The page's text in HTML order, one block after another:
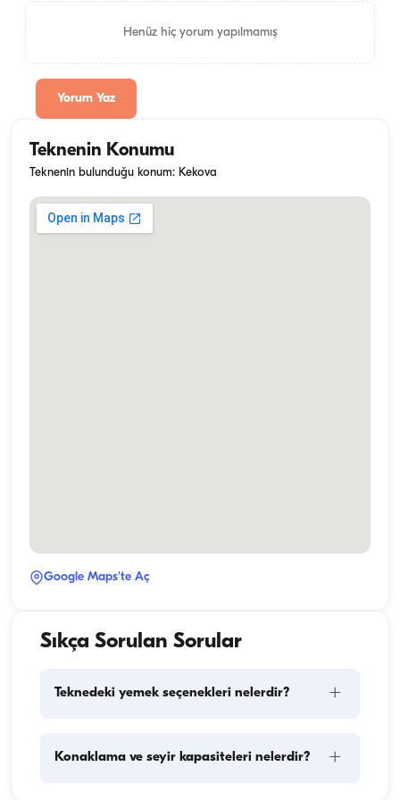
Henüz hiç yorum yapılmamış
Yorum Yaz
Teknenin Konumu
Teknenin bulunduğu konum: Kekova
Google Maps'te Aç
Sıkça Sorulan Sorular
Teknedeki yemek seçenekleri nelerdir? +
kumanya alışverişi ve yemek hazırlığı. Kumanya
Konaklama ve seyir kapasiteleri nelerdir? +